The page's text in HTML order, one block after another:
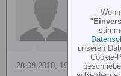
28.09.2010, 19:09
"
unseren
Cookie-